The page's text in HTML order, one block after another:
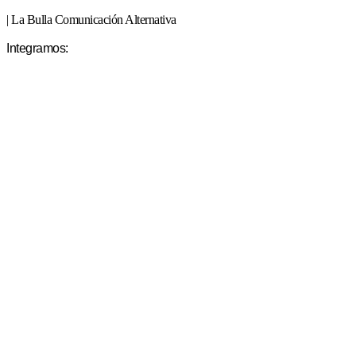
| La Bulla Comunicación Alternativa
Integramos: